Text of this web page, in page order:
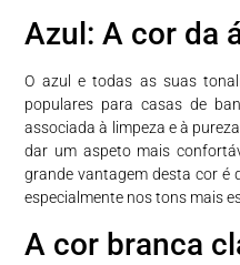
Azul: A cor da
O azul e todas as suas
populares para casas de
associada à limpeza e à
dar um aspeto mais
grande vantagem desta cor é
especialmente nos tons mais
A cor branca